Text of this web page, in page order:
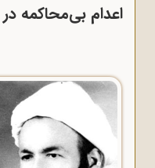
اعدام بی‌محاکمه